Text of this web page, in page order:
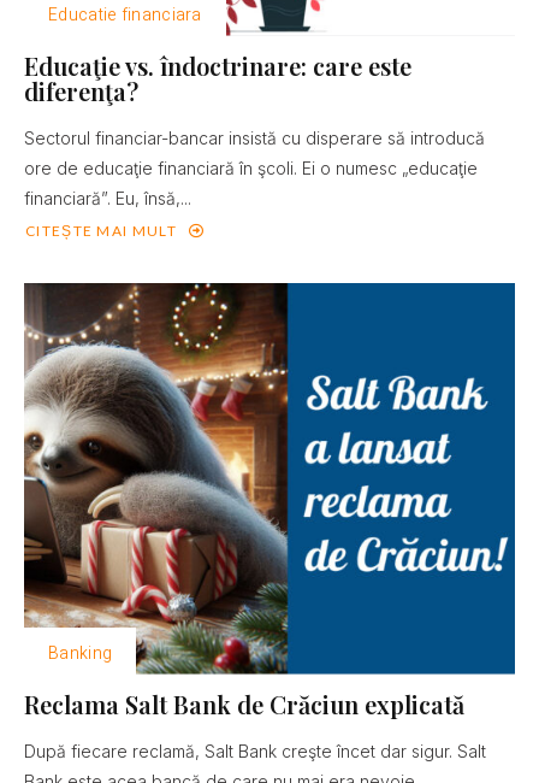
Educatie financiara
Educaţie vs. îndoctrinare: care este
diferenţa?
Sectorul financiar-bancar insistă cu disperare să introducă
ore de educaţie financiară în şcoli. Ei o numesc „educaţie
financiară”. Eu, însă,...
CITEȘTE MAI MULT
Banking
Reclama Salt Bank de Crăciun explicată
După fiecare reclamă, Salt Bank creşte încet dar sigur. Salt